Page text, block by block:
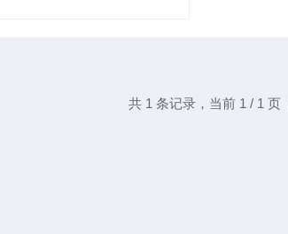
共 1 条记录，当前 1 / 1